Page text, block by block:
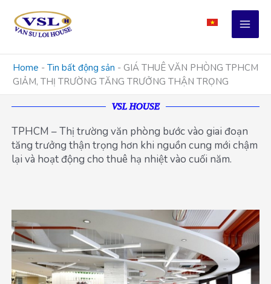
content
Home - Tin bất động sản - GIÁ THUÊ VĂN PHÒNG TPHCM
GIẢM, THỊ TRƯỜNG TĂNG TRƯỞNG THẬN TRỌNG
VSL HOUSE
TPHCM – Thị trường văn phòng bước vào giai đoạn
tăng trưởng thận trọng hơn khi nguồn cung mới chậm
lại và hoạt động cho thuê hạ nhiệt vào cuối năm.